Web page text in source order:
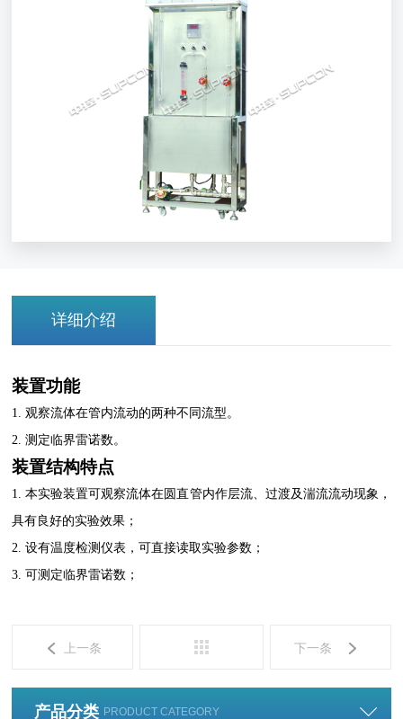
详细介绍
装置功能
1.观察流体在管内流动的两种不同流型。
2.测定临界雷诺数。
装置结构特点
1.本实验装置可观察流体在圆直管内作层流、过渡及湍流流动现象，
具有良好的实验效果；
2.设有温度检测仪表，可直接读取实验参数；
3.可测定临界雷诺数；
上一条 下一条
产品分类 PRODUCT CATEGORY